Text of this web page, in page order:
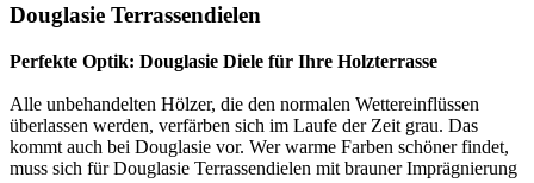
Douglasie Terrassendielen
Perfekte Optik: Douglasie Diele für Ihre Holzterrasse
Alle unbehandelten Hölzer, die den normalen Wettereinflüssen
überlassen werden, verfärben sich im Laufe der Zeit grau. Das
kommt auch bei Douglasie vor. Wer warme Farben schöner findet,
muss sich für Douglasie Terrassendielen mit brauner Imprägnierung